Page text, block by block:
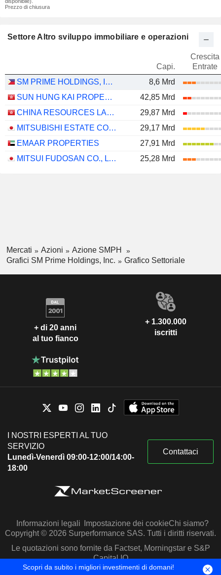
Prezzo di chiusura
Settore Altro sviluppo immobiliare e operazioni
Capi.
Crescita
Entrate
SM PRIME HOLDINGS, INC.
8,6 Mrd
SUN HUNG KAI PROPERTIES LIMITED
42,85 Mrd
CHINA RESOURCES LAND LIMITED
29,87 Mrd
MITSUBISHI ESTATE CO., LTD.
29,17 Mrd
EMAAR PROPERTIES
27,91 Mrd
MITSUI FUDOSAN CO., LTD.
25,28 Mrd
Mercati Azioni
Azione SMPH
Grafici SM Prime Holdings, Inc.
Grafico Settoriale
+ di 20 anni
al tuo fianco
+ 1.300.000
iscritti
I NOSTRI ESPERTI AL TUO
SERVIZIO
Lunedì-Venerdì 09:00-12:00/14:00-
18:00
Contattaci
Informazioni legali Impostazione dei cookieChi siamo?
Copyright © 2026 Surperformance SAS. Tutti i diritti riservati.
Le quotazioni sono fornite da Factset, Morningstar e S&P
Capital IQ
Scopri da subito i migliori investimenti di domani!